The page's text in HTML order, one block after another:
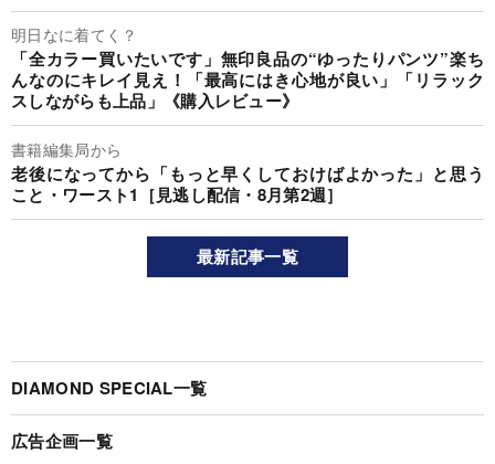
明日なに着てく？
「全カラー買いたいです」無印良品の“ゆったりパンツ”楽ち
んなのにキレイ見え！「最高にはき心地が良い」「リラック
スしながらも上品」《購入レビュー》
書籍編集局から
老後になってから「もっと早くしておけばよかった」と思う
こと・ワースト1［見逃し配信・8月第2週］
最新記事一覧
DIAMOND SPECIAL一覧
広告企画一覧